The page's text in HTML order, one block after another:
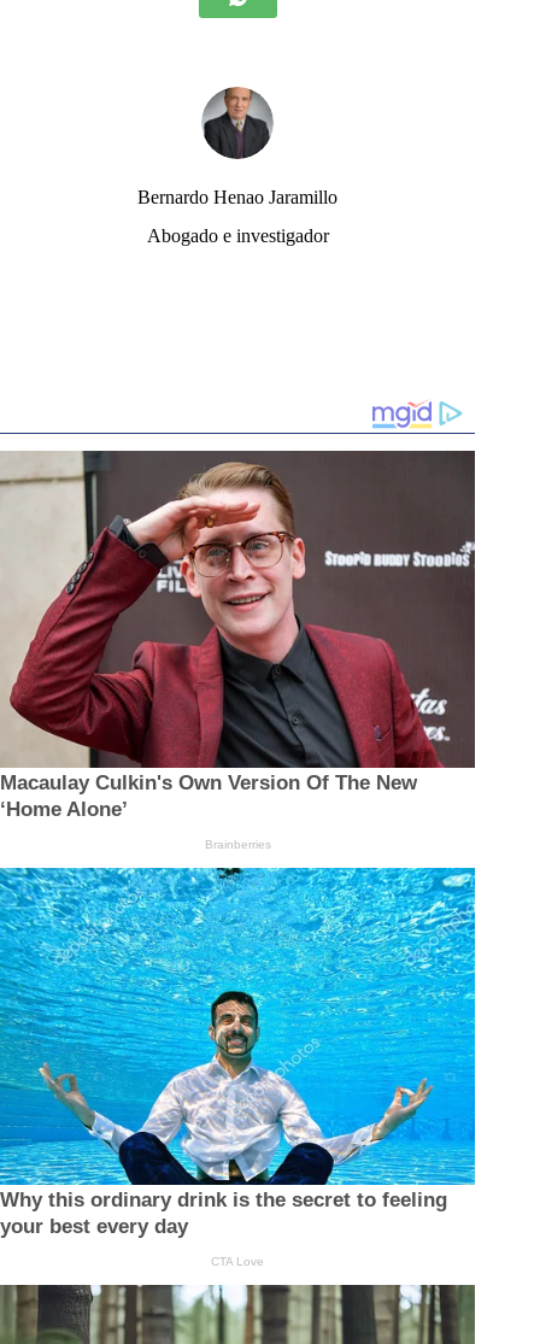
Bernardo Henao Jaramillo
Abogado e investigador